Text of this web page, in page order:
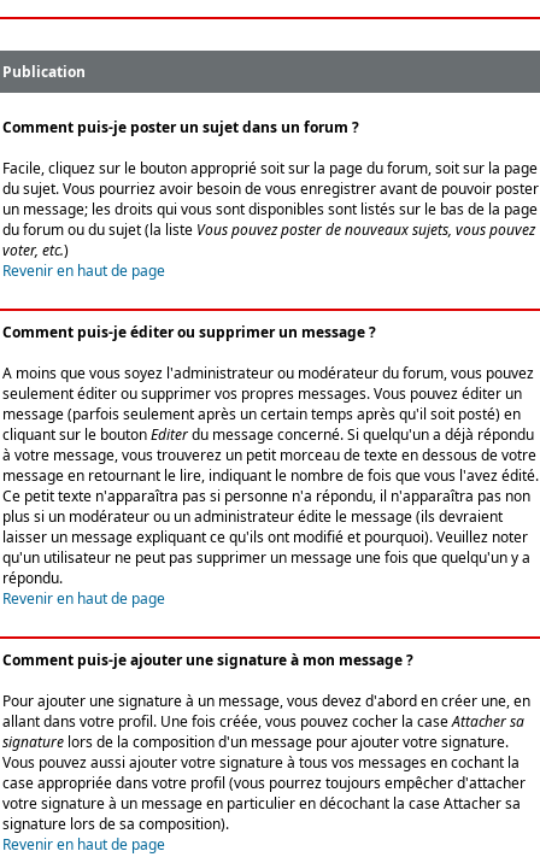
Publication
Comment puis-je poster un sujet dans un forum ?
Facile, cliquez sur le bouton approprié soit sur la page du forum, soit sur la page
du sujet. Vous pourriez avoir besoin de vous enregistrer avant de pouvoir poster
un message; les droits qui vous sont disponibles sont listés sur le bas de la page
du forum ou du sujet (la liste Vous pouvez poster de nouveaux sujets, vous pouvez
voter, etc.)
Revenir en haut de page
Comment puis-je éditer ou supprimer un message ?
A moins que vous soyez l'administrateur ou modérateur du forum, vous pouvez
seulement éditer ou supprimer vos propres messages. Vous pouvez éditer un
message (parfois seulement après un certain temps après qu'il soit posté) en
cliquant sur le boutonEditerdu message concerné. Si quelqu'un a déjà répondu
à votre message, vous trouverez un petit morceau de texte en dessous de votre
message en retournant le lire, indiquant le nombre de fois que vous l'avez édité.
Ce petit texte n'apparaîtra pas si personne n'a répondu, il n'apparaîtra pas non
plus si un modérateur ou un administrateur édite le message (ils devraient
laisser un message expliquant ce qu'ils ont modifié et pourquoi). Veuillez noter
qu'un utilisateur ne peut pas supprimer un message une fois que quelqu'un y a
répondu.
Revenir en haut de page
Comment puis-je ajouter une signature à mon message ?
Pour ajouter une signature à un message, vous devez d'abord en créer une, en
allant dans votre profil. Une fois créée, vous pouvez cocher la caseAttacher sa
signature lors de la composition d'un message pour ajouter votre signature.
Vous pouvez aussi ajouter votre signature à tous vos messages en cochant la
case appropriée dans votre profil (vous pourrez toujours empêcher d'attacher
votre signature à un message en particulier en décochant la case Attacher sa
signature lors de sa composition).
Revenir en haut de page